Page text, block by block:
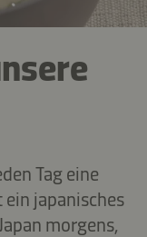
Tag eine
japanisches
morgens,